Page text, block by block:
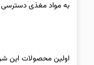
به مواد مغذی دسترسی
اولین محصولات این